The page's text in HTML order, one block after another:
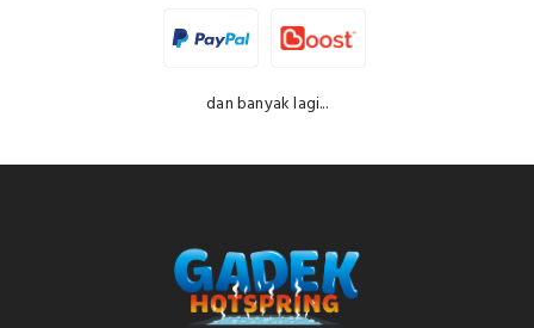
dan banyak lagi...